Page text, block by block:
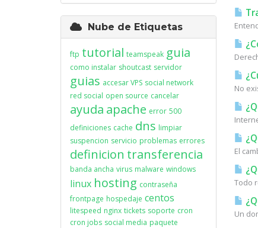
No
El
Todo
Un
Nube de Etiquetas
ftp tutorial teamspeak guia
como instalar shoutcast servidor
guias accesar VPS social network
red social open source cancelar
ayuda apache error 500
definiciones cache dns limpiar
suspencion servicio problemas errores
definicion transferencia
banda ancha virus malware windows
linux hosting contraseña
frontpage hospedaje centos
litespeed nginx tickets soporte cron
cron jobs social media paquete